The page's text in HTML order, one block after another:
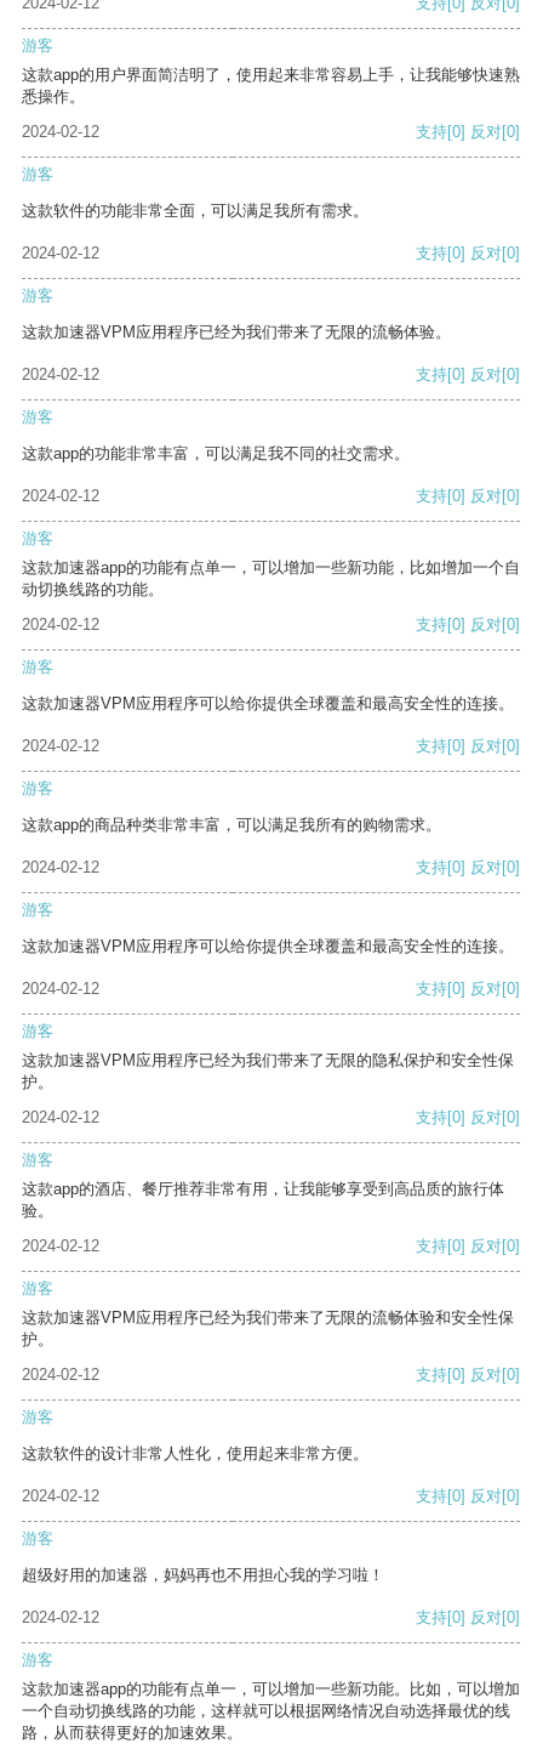
游客
这款app的用户界面简洁明了，使用起来非常容易上手，让我能够快速熟
悉操作。
2024-02-12
支持[0] 反对[0]
游客
这款软件的功能非常全面，可以满足我所有需求。
2024-02-12 支持[0] 反对[0]
游客
这款加速器VPM应用程序已经为我们带来了无限的流畅体验。
2024-02-12 支持[0] 反对[0]
游客
这款app的功能非常丰富，可以满足我不同的社交需求。
2024-02-12 支持[0] 反对[0]
游客
这款加速器app的功能有点单一，可以增加一些新功能，比如增加一个自
动切换线路的功能。
2024-02-12
支持[0] 反对[0]
游客
这款加速器VPM应用程序可以给你提供全球覆盖和最高安全性的连接。
2024-02-12 支持[0] 反对[0]
游客
这款app的商品种类非常丰富，可以满足我所有的购物需求。
2024-02-12 支持[0] 反对[0]
游客
这款加速器VPM应用程序可以给你提供全球覆盖和最高安全性的连接。
2024-02-12 支持[0] 反对[0]
游客
这款加速器VPM应用程序已经为我们带来了无限的隐私保护和安全性保
护。
2024-02-12
支持[0] 反对[0]
游客
这款app的酒店、餐厅推荐非常有用，让我能够享受到高品质的旅行体
验。
2024-02-12
支持[0] 反对[0]
游客
这款加速器VPM应用程序已经为我们带来了无限的流畅体验和安全性保
护。
2024-02-12
支持[0] 反对[0]
游客
这款软件的设计非常人性化，使用起来非常方便。
2024-02-12 支持[0] 反对[0]
游客
超级好用的加速器，妈妈再也不用担心我的学习啦！
2024-02-12 支持[0] 反对[0]
游客
这款加速器app的功能有点单一，可以增加一些新功能。比如，可以增加
一个自动切换线路的功能，这样就可以根据网络情况自动选择最优的线
路，从而获得更好的加速效果。